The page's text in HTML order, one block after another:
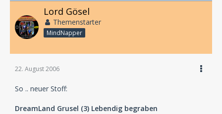
Lord Gösel
Themenstarter
MindNapper
22. August 2006
So .. neuer Stoff:
DreamLand Grusel (3) Lebendig begraben